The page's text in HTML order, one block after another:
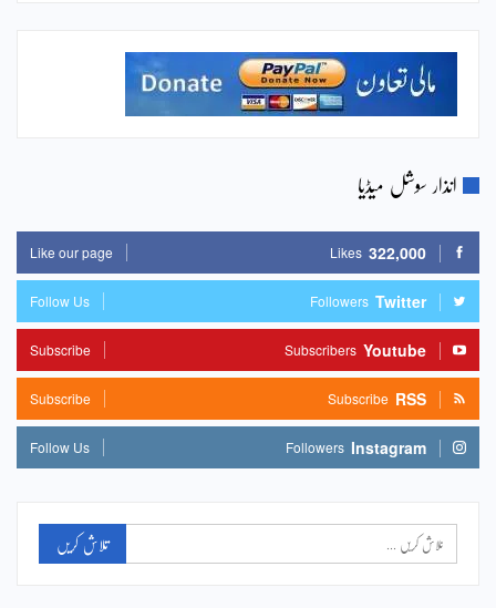
انذار سوشل میڈیا
322,000
Likes
Like our page
Twitter
Followers
Follow Us
Youtube
Subscribers
Subscribe
RSS
Subscribe
Subscribe
Instagram
Followers
Follow Us